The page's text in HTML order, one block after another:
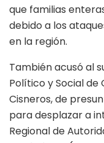
que familias
debido a los
en la región.
También acusó al
Político y Social de
Cisneros, de
para desplazar a
Regional de